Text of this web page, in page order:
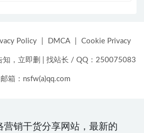
Policy DMCA Cookie Privacy
知，立即删 找站长 / QQ：250075083
箱：nsfw(a)qq.com
营销干货分享网站，最新的